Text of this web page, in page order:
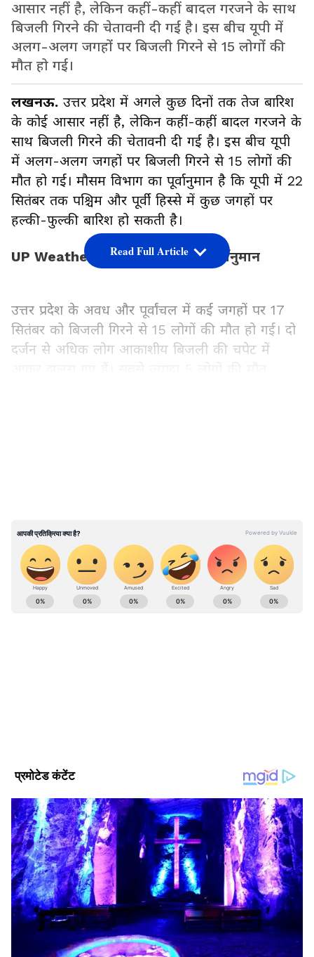
आसार नहीं है, लेकिन कहीं-कहीं बादल गरजने के साथ
बिजली गिरने की चेतावनी दी गई है। इस बीच यूपी में
अलग-अलग जगहों पर बिजली गिरने से 15 लोगों की
मौत हो गई।
लखनऊ. उत्तर प्रदेश में अगले कुछ दिनों तक तेज बारिश
के कोई आसार नहीं है, लेकिन कहीं-कहीं बादल गरजने के
साथ बिजली गिरने की चेतावनी दी गई है। इस बीच यूपी
में अलग-अलग जगहों पर बिजली गिरने से 15 लोगों की
मौत हो गई। मौसम विभाग का पूर्वानुमान है कि यूपी में 22
सितंबर तक पश्चिम और पूर्वी हिस्से में कुछ जगहों पर
हल्की-फुल्की बारिश हो सकती है।
UP Weather Report: बारिश का पूर्वानुमान
उत्तर प्रदेश के अवध और पूर्वांचल में कई जगहों पर 17
सितंबर को बिजली गिरने से 15 लोगों की मौत हो गई। दो
दर्जन से अधिक लोग आकाशीय बिजली की चपेट में
वैसे तो यूपी में कई जगहों पर झमाझम बारिश का दौर
चलता रहा, लेकिन अगले कुछ दिनों तक कहीं भी तेज
बारिश का अलर्ट नहीं है। दोपहर में तेज धूप निकल रही है।
हालांकि लखनऊ, बाराबंकी, गोंडा, हरदोई, सीतापुर,
अयोध्या समेत बुंदेलखंड के कई जिलों में बारिश होती रही।
मौसम विभाग ने कहा है कि 18 सितंबर को बुंदेलखंड और
पश्चिम उत्तर प्रदेश के कुछ हिस्सों में कहीं-कहीं हल्की
बारिश हो सकती है। लखनऊ में भी बूंदाबंदी हो सकती है।
मौसम साफ रहने से तापमान बढ़ेगा।
Read Full Article
ABOUT THE AUTHOR